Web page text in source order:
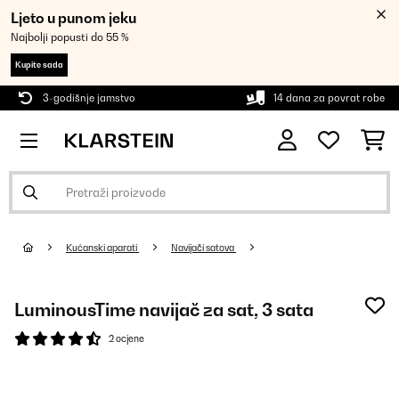
Ljeto u punom jeku
Najbolji popusti do 55 %
Kupite sada
3-godišnje jamstvo 14 dana za povrat robe
Kućanski aparati Navijači satova
LuminousTime navijač za sat, 3 sata
2 ocjene